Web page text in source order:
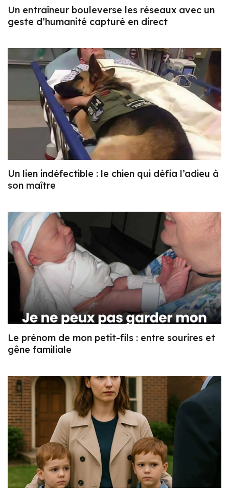
Un entraîneur bouleverse les réseaux avec un
geste d’humanité capturé en direct
Un lien indéfectible : le chien qui défia l’adieu à
son maître
Le prénom de mon petit-fils : entre sourires et
gêne familiale